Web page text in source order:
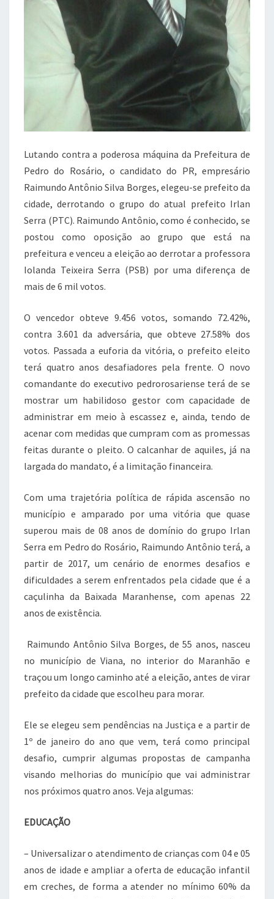
Lutando contra a poderosa máquina da Prefeitura de
Pedro do Rosário, o candidato do PR, empresário
Raimundo Antônio Silva Borges, elegeu-se prefeito da
cidade, derrotando o grupo do atual prefeito Irlan
Serra (PTC). Raimundo Antônio, como é conhecido, se
postou como oposição ao grupo que está na
prefeitura e venceu a eleição ao derrotar a professora
Iolanda Teixeira Serra (PSB) por uma diferença de
mais de 6 mil votos.
O vencedor obteve 9.456 votos, somando 72.42%,
contra 3.601 da adversária, que obteve 27.58% dos
votos. Passada a euforia da vitória, o prefeito eleito
terá quatro anos desafiadores pela frente. O novo
comandante do executivo pedrorosariense terá de se
mostrar um habilidoso gestor com capacidade de
administrar em meio à escassez e, ainda, tendo de
acenar com medidas que cumpram com as promessas
feitas durante o pleito. O calcanhar de aquiles, já na
largada do mandato, é a limitação financeira.
Com uma trajetória política de rápida ascensão no
município e amparado por uma vitória que quase
superou mais de 08 anos de domínio do grupo Irlan
Serra em Pedro do Rosário, Raimundo Antônio terá, a
partir de 2017, um cenário de enormes desafios e
dificuldades a serem enfrentados pela cidade que é a
caçulinha da Baixada Maranhense, com apenas 22
anos de existência.
Raimundo Antônio Silva Borges, de 55 anos, nasceu
no município de Viana, no interior do Maranhão e
traçou um longo caminho até a eleição, antes de virar
prefeito da cidade que escolheu para morar.
Ele se elegeu sem pendências na Justiça e a partir de
1º de janeiro do ano que vem, terá como principal
desafio, cumprir algumas propostas de campanha
visando melhorias do município que vai administrar
nos próximos quatro anos. Veja algumas:
EDUCAÇÃO
– Universalizar o atendimento de crianças com 04 e 05
anos de idade e ampliar a oferta de educação infantil
em creches, de forma a atender no mínimo 60% da